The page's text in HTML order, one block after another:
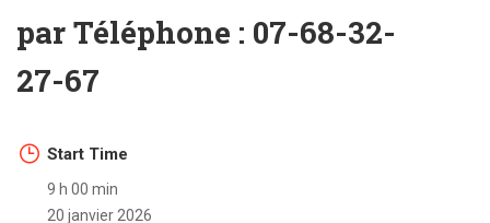
parTéléphone : 07-68-32-
27-67
Start Time
9 h 00 min
20 janvier 2026